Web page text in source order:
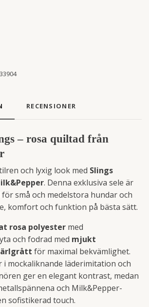
RECENSIONER
– rosa quiltad från
och lyxig look med Slings
. Denna exklusiva sele är
små och medelstora hundar och
komfort och funktion på bästa sätt.
rosa polyester med
och fodrad med mjukt
för maximal bekvämlighet.
i mockaliknande läderimitation och
ger en elegant kontrast, medan
och Milk&Pepper-
sofistikerad touch.